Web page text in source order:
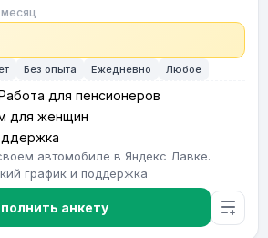
Без опыта Ежедневно Любое
для пенсионеров
для женщин
автомобиле в Яндекс Лавке.
график и поддержка
анкету